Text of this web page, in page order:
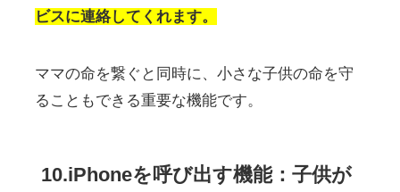
ビスに連絡してくれます。
ママの命を繋ぐと同時に、小さな子供の命を守
ることもできる重要な機能です。
10.iPhoneを呼び出す機能：子供が